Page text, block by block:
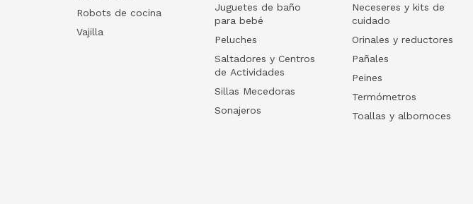
Robots de cocina
Vajilla
Juguetes de baño
para bebé
Peluches
Saltadores y Centros
de Actividades
Sillas Mecedoras
Sonajeros
Neceseres y kits de
cuidado
Orinales y reductores
Pañales
Peines
Termómetros
Toallas y albornoces